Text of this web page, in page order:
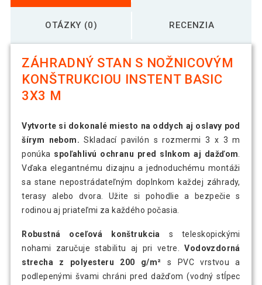
OTÁZKY (0) RECENZIA
ZÁHRADNÝ STAN S NOŽNICOVÝM
KONŠTRUKCIOU INSTENT BASIC
3X3 M
Vytvorte si dokonalé miesto na oddych aj oslavy pod
šírym nebom. Skladací pavilón s rozmermi 3 x 3 m
ponúka spoľahlivú ochranu pred slnkom aj dažďom.
Vďaka elegantnému dizajnu a jednoduchému montáži
sa stane nepostrádateľným doplnkom každej záhrady,
terasy alebo dvora. Užite si pohodlie a bezpečie s
rodinou aj priateľmi za každého počasia.
Robustná oceľová konštrukcia
s teleskopickými
nohami zaručuje stabilitu aj pri vetre.Vodovzdorná
strecha z polyesteru 200 g/m² s PVC vrstvou a
podlepenými švami chráni pred dažďom (vodný stĺpec